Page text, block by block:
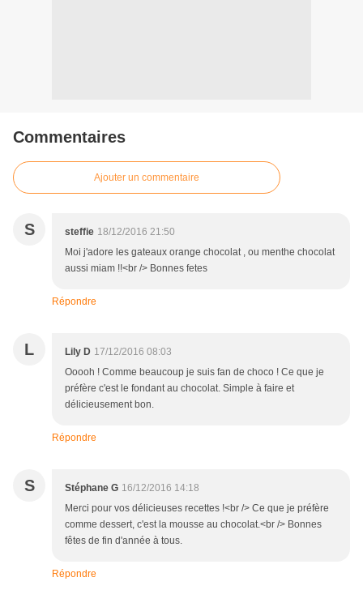
Commentaires
Ajouter un commentaire
S steffie 18/12/2016 21:50
Moi j'adore les gateaux orange chocolat , ou menthe chocolat
aussi miam !!<br /> Bonnes fetes
Répondre
L Lily D 17/12/2016 08:03
Ooooh ! Comme beaucoup je suis fan de choco ! Ce que je
préfère c'est le fondant au chocolat. Simple à faire et
délicieusement bon.
Répondre
S Stéphane G 16/12/2016 14:18
Merci pour vos délicieuses recettes !<br /> Ce que je préfère
comme dessert, c'est la mousse au chocolat.<br /> Bonnes
fêtes de fin d'année à tous.
Répondre